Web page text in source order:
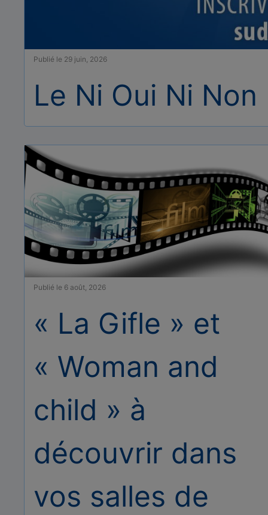
Publié le 29 juin, 2026
Le Ni Oui Ni Non
Publié le 6 août, 2026
« La Gifle » et
« Woman and
child » à
découvrir dans
vos salles de